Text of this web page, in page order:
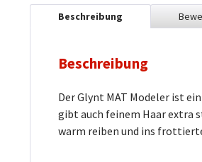
Beschreibung
Beschreibung
Der Glynt MAT Modeler ist
gibt auch feinem Haar extra
warm reiben und ins